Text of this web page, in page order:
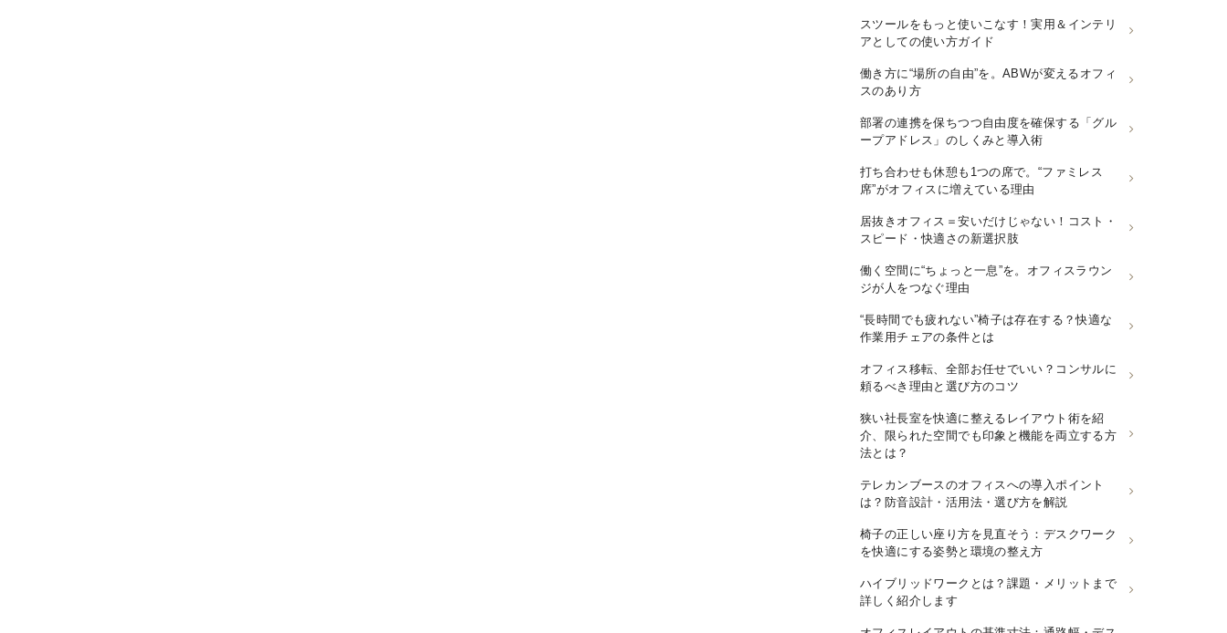
スツールをもっと使いこなす！実用＆インテリ
アとしての使い方ガイド
働き方に“場所の自由”を。ABWが変えるオフィ
スのあり方
部署の連携を保ちつつ自由度を確保する「グル
ープアドレス」のしくみと導入術
打ち合わせも休憩も1つの席で。“ファミレス
席”がオフィスに増えている理由
居抜きオフィス＝安いだけじゃない！コスト・
スピード・快適さの新選択肢
働く空間に“ちょっと一息”を。オフィスラウン
ジが人をつなぐ理由
“長時間でも疲れない”椅子は存在する？快適な
作業用チェアの条件とは
オフィス移転、全部お任せでいい？コンサルに
頼るべき理由と選び方のコツ
狭い社長室を快適に整えるレイアウト術を紹
介、限られた空間でも印象と機能を両立する方
法とは？
テレカンブースのオフィスへの導入ポイント
は？防音設計・活用法・選び方を解説
椅子の正しい座り方を見直そう：デスクワーク
を快適にする姿勢と環境の整え方
ハイブリッドワークとは？課題・メリットまで
詳しく紹介します